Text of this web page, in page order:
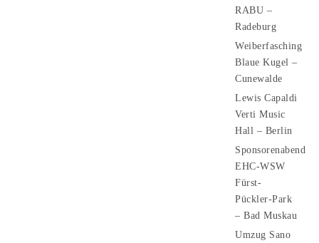
RABU –
Radeburg
Weiberfasching
Blaue Kugel –
Cunewalde
Lewis Capaldi
Verti Music
Hall – Berlin
Sponsorenabend
EHC-WSW
Fürst-
Pückler-Park
– Bad Muskau
Umzug Sano